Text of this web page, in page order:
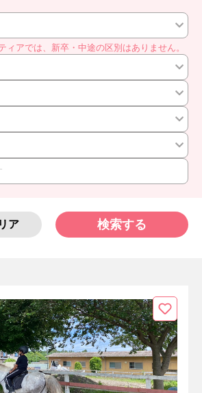
アでは、新卒・中途の区別はありません。
ア 検索する